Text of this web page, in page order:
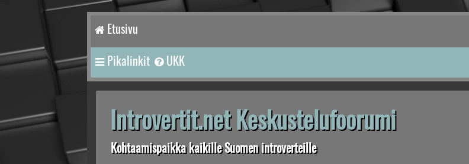
Etusivu
Pikalinkit UKK
Introvertit.net Keskustelufoorumi
Kohtaamispaikka kaikille Suomen introverteille